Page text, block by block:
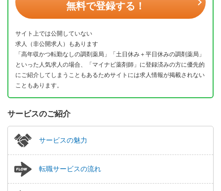
無料で登録する！
サイト上では公開していない
求人（非公開求人）もあります
「高年収かつ転勤なしの調剤薬局」「土日休み＋平日休みの調剤薬局」
といった人気求人の場合、「マイナビ薬剤師」に登録済みの方に優先的
にご紹介してしまうこともあるためサイトには求人情報が掲載されない
こともあります。
サービスのご紹介
サービスの魅力
転職サービスの流れ